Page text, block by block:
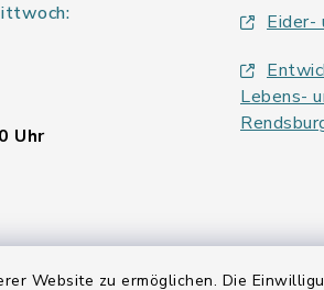
Website zu ermöglichen. Die
Uhr
Eider-
Lebens-